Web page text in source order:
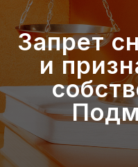
Запрет
и